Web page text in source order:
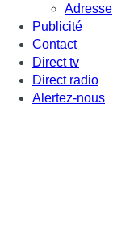
Adresse
Publicité
Contact
Direct tv
Direct radio
Alertez-nous